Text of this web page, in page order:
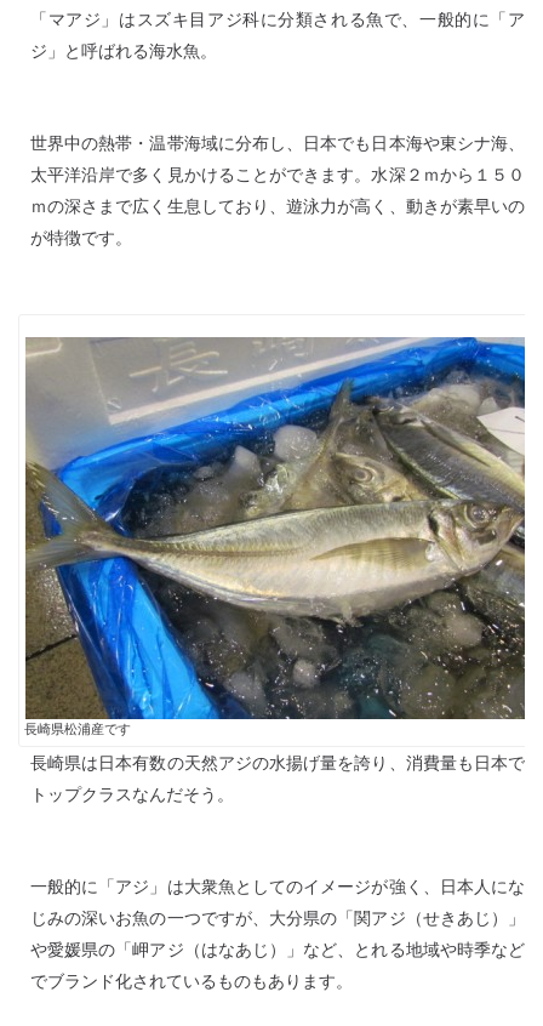
「マアジ」はスズキ目アジ科に分類される魚で、一般的に「ア
ジ」と呼ばれる海水魚。
世界中の熱帯・温帯海域に分布し、日本でも日本海や東シナ海、
太平洋沿岸で多く見かけることができます。水深２ｍから１５０
ｍの深さまで広く生息しており、遊泳力が高く、動きが素早いの
が特徴です。
長崎県松浦産です
長崎県は日本有数の天然アジの水揚げ量を誇り、消費量も日本で
トップクラスなんだそう。
一般的に「アジ」は大衆魚としてのイメージが強く、日本人にな
じみの深いお魚の一つですが、大分県の「関アジ（せきあじ）」
や愛媛県の「岬アジ（はなあじ）」など、とれる地域や時季など
でブランド化されているものもあります。